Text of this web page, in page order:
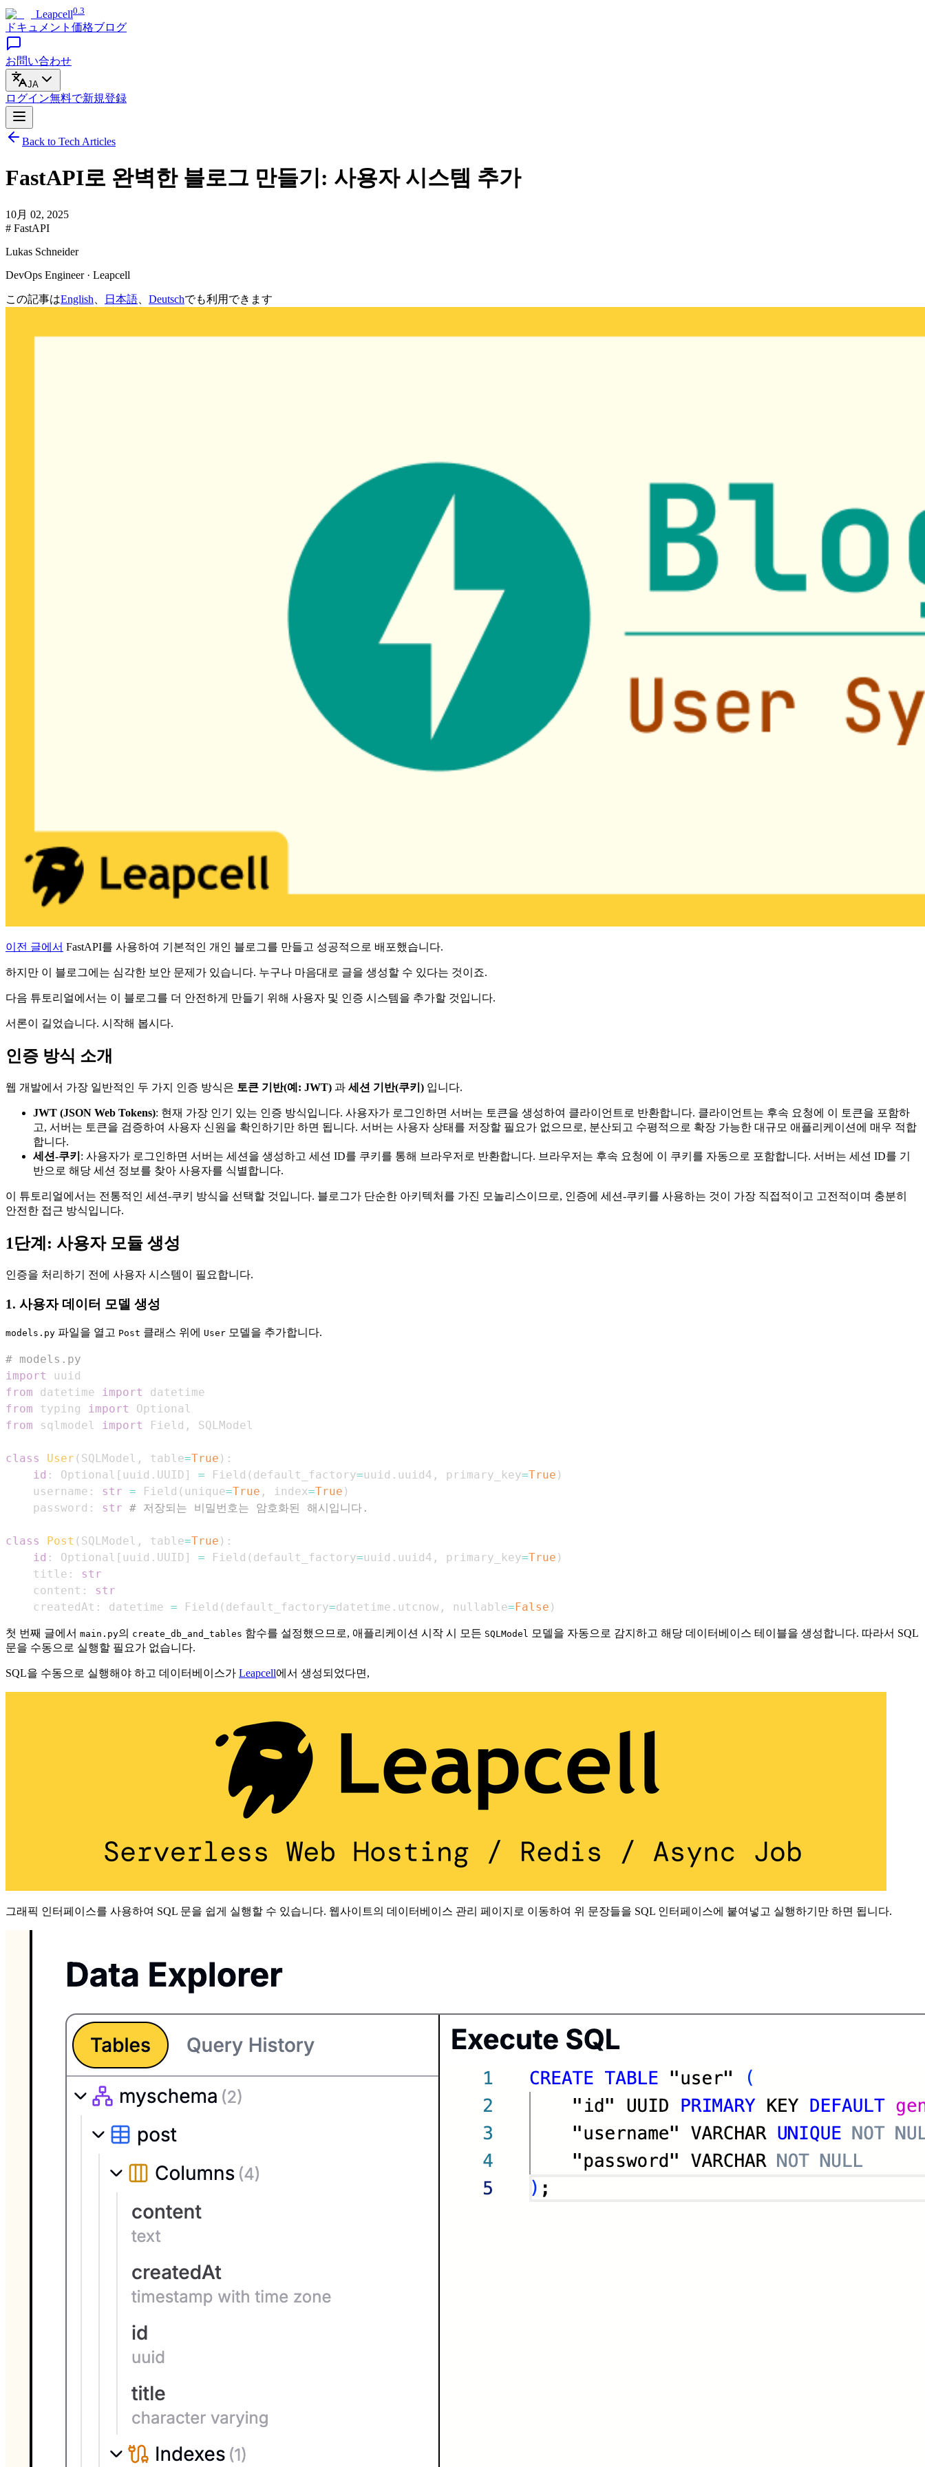
Leapcell0.3
ドキュメント 価格ブログ
お問い合わせ
JA
ログイン無料で新規登録
Back to Tech Articles
FastAPI로 완벽한 블로그 만들기: 사용자 시스템 추가
10月 02, 2025
# FastAPI
Lukas Schneider
DevOps Engineer · Leapcell
この記事はEnglish 日本語 Deutschでも利用できます
이전 글에서 FastAPI를 사용하여 기본적인 개인 블로그를 만들고 성공적으로 배포했습니다.
하지만 이 블로그에는 심각한 보안 문제가 있습니다. 누구나 마음대로 글을 생성할 수 있다는 것이죠.
다음 튜토리얼에서는 이 블로그를 더 안전하게 만들기 위해 사용자 및 인증 시스템을 추가할 것입니다.
서론이 길었습니다. 시작해 봅시다.
인증 방식 소개
웹 개발에서 가장 일반적인 두 가지 인증 방식은 토큰 기반(예: JWT) 과 세션 기반(쿠키) 입니다.
JWT (JSON Web Tokens): 현재 가장 인기 있는 인증 방식입니다. 사용자가 로그인하면 서버는 토큰을 생성하여 클라이언트로 반환합니다. 클라이언트는 후속 요청에 이 토큰을 포함하
고, 서버는 토큰을 검증하여 사용자 신원을 확인하기만 하면 됩니다. 서버는 사용자 상태를 저장할 필요가 없으므로, 분산되고 수평적으로 확장 가능한 대규모 애플리케이션에 매우 적합
합니다.
세션-쿠키 : 사용자가 로그인하면 서버는 세션을 생성하고 세션 ID를 쿠키를 통해 브라우저로 반환합니다. 브라우저는 후속 요청에 이 쿠키를 자동으로 포함합니다. 서버는 세션 ID를 기
반으로 해당 세션 정보를 찾아 사용자를 식별합니다.
이 튜토리얼에서는 전통적인 세션-쿠키 방식을 선택할 것입니다. 블로그가 단순한 아키텍처를 가진 모놀리스이므로, 인증에 세션-쿠키를 사용하는 것이 가장 직접적이고 고전적이며 충분히
안전한 접근 방식입니다.
1단계: 사용자 모듈 생성
인증을 처리하기 전에 사용자 시스템이 필요합니다.
1. 사용자 데이터 모델 생성
models.py 파일을 열고 Post 클래스 위에 User 모델을 추가합니다.
# models.py
import
from datetime import
from typing import
from sqlmodel import Field ,
class User ( SQLModel , table=True ) :
id : Optional [ uuid . UUID ] = Field ( default_factory=uuid . uuid4 , primary_key=True )
    username
: str = Field ( unique=True , index=True )
    password
: str # 저장되는 비밀번호는 암호화된 해시입니다.
class Post ( SQLModel , table=True ) :
id : Optional [ uuid . UUID ] = Field ( default_factory=uuid . uuid4 , primary_key=True )
    title
:
str
    content
:
str
    createdAt
: datetime = Field ( default_factory=datetime . utcnow , nullable= False )
첫 번째 글에서 main.py의 create_db_and_tables 함수를 설정했으므로, 애플리케이션 시작 시 모든 SQLModel 모델을 자동으로 감지하고 해당 데이터베이스 테이블을 생성합니다. 따라서 SQL
문을 수동으로 실행할 필요가 없습니다.
SQL을 수동으로 실행해야 하고 데이터베이스가 Leapcell에서 생성되었다면,
그래픽 인터페이스를 사용하여 SQL 문을 쉽게 실행할 수 있습니다. 웹사이트의 데이터베이스 관리 페이지로 이동하여 위 문장들을 SQL 인터페이스에 붙여넣고 실행하기만 하면 됩니다.